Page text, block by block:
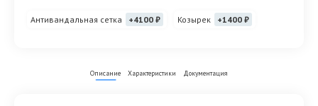
Антивандальная сетка +4100 ₽ Козырек +1400 ₽
Описание Характеристики Документация